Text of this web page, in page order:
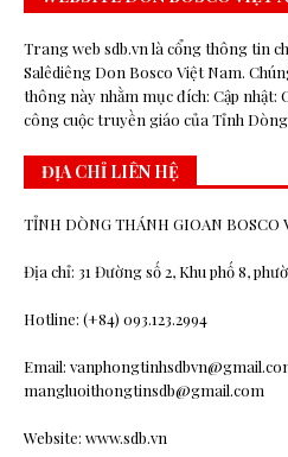
Trang web sdb.vn là cổng thông tin
Salêdiêng Don Bosco Việt Nam.
thông này nhằm mục đích: Cập nhật:
công cuộc truyền giáo của Tỉnh Dòng
ĐỊA CHỈ LIÊN HỆ
TỈNH DÒNG THÁNH GIOAN BOSCO
Địa chỉ: 31 Đường số 2, Khu phố 8,
Hotline: (+84) 093.123.2994
Email:
mangluoithongtinsdb@gmail.com
Website: www.sdb.vn